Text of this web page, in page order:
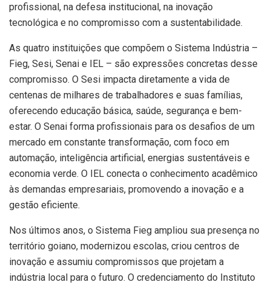
profissional, na defesa institucional, na inovação
tecnológica e no compromisso com a sustentabilidade.
As quatro instituições que compõem o Sistema Indústria –
Fieg, Sesi, Senai e IEL – são expressões concretas desse
compromisso. O Sesi impacta diretamente a vida de
centenas de milhares de trabalhadores e suas famílias,
oferecendo educação básica, saúde, segurança e bem-
estar. O Senai forma profissionais para os desafios de um
mercado em constante transformação, com foco em
automação, inteligência artificial, energias sustentáveis e
economia verde. O IEL conecta o conhecimento acadêmico
às demandas empresariais, promovendo a inovação e a
gestão eficiente.
Nos últimos anos, o Sistema Fieg ampliou sua presença no
território goiano, modernizou escolas, criou centros de
inovação e assumiu compromissos que projetam a
indústria local para o futuro. O credenciamento do Instituto